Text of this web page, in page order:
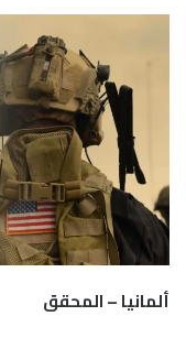
ألمانيا – المحقق